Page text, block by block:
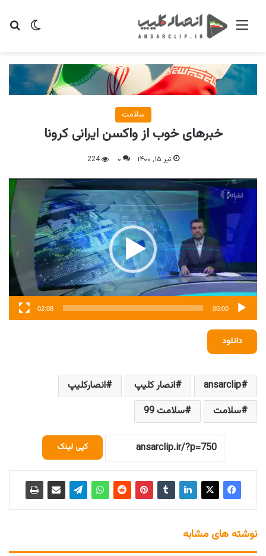
تغییر منو
سلامت
خبرهای خوب از واکسن ایرانی کرونا
تیر ۱۵, ۱۴۰۰ ۰ 224
نمایشگر
ویدیو
00:00
02:08
دانلود
ansarclip انصار کلیپ
انصارکلیپ
سلامت
سلامت 99
کپی لینک
نوشته های مشابه